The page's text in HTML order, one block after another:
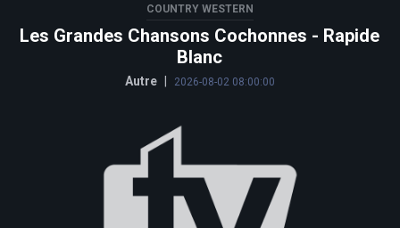
COUNTRY WESTERN
Les Grandes Chansons Cochonnes - Rapide
Blanc
Autre 2026-08-02 08:00:00